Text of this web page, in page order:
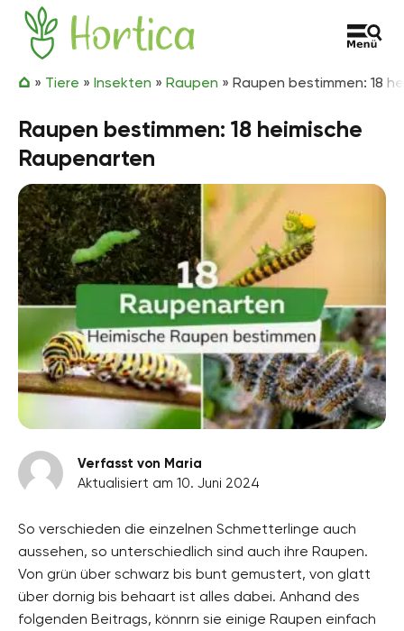
Zum Inhalt springen
Hortica
» Tiere » Insekten » Raupen » Raupen bestimmen: 18
Raupen bestimmen: 18 heimische
Raupenarten
Verfasst von Maria
Aktualisiert am 10. Juni 2024
So verschieden die einzelnen Schmetterlinge auch
aussehen, so unterschiedlich sind auch ihre Raupen.
Von grün über schwarz bis bunt gemustert, von glatt
über dornig bis behaart ist alles dabei. Anhand des
folgenden Beitrags, könnrn sie einige Raupen einfach